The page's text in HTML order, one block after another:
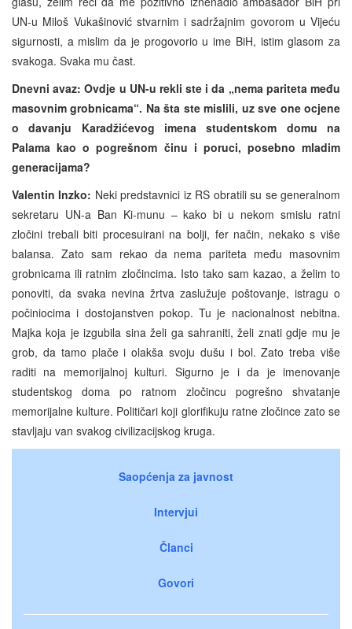
UN-u Miloš Vukašinović stvarnim i sadržajnim govorom u Vijeću
sigurnosti, a mislim da je progovorio u ime BiH, istim glasom za
svakoga. Svaka mu čast.
Dnevni avaz: Ovdje u UN-u rekli ste i da „nema pariteta među
masovnim grobnicama“. Na šta ste mislili, uz sve one ocjene
o davanju Karadžićevog imena studentskom domu na
Palama kao o pogrešnom činu i poruci, posebno mladim
generacijama?
Valentin Inzko: Neki predstavnici iz RS obratili su se generalnom
sekretaru UN-a Ban Ki-munu – kako bi u nekom smislu ratni
zločini trebali biti procesuirani na bolji, fer način, nekako s više
balansa. Zato sam rekao da nema pariteta među masovnim
grobnicama ili ratnim zločincima. Isto tako sam kazao, a želim to
ponoviti, da svaka nevina žrtva zaslužuje poštovanje, istragu o
počiniocima i dostojanstven pokop. Tu je nacionalnost nebitna.
Majka koja je izgubila sina želi ga sahraniti, želi znati gdje mu je
grob, da tamo plače i olakša svoju dušu i bol. Zato treba više
raditi na memorijalnoj kulturi. Sigurno je i da je imenovanje
studentskog doma po ratnom zločincu pogrešno shvatanje
memorijalne kulture. Političari koji glorifikuju ratne zločince zato se
stavljaju van svakog civilizacijskog kruga.
Saopćenja za javnost
Intervjui
Članci
Govori